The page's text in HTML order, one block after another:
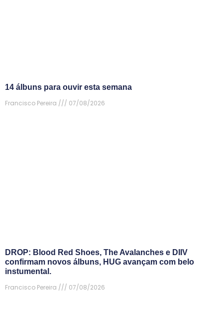
14 álbuns para ouvir esta semana
Francisco Pereira
07/08/2026
DROP: Blood Red Shoes, The Avalanches e DIIV
confirmam novos álbuns, HUG avançam com belo
instumental.
Francisco Pereira
07/08/2026